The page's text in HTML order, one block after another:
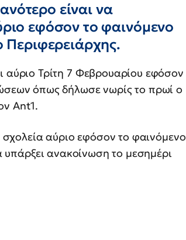
είναι να
εφόσον το φαινόμενο
Περιφερειάρχης.
αύριο Τρίτη 7 Φεβρουαρίου εφόσον
όπως δήλωσε νωρίς το πρωί ο
Ant1.
αύριο εφόσον το φαινόμενο
υπάρξει ανακοίνωση το μεσημέρι